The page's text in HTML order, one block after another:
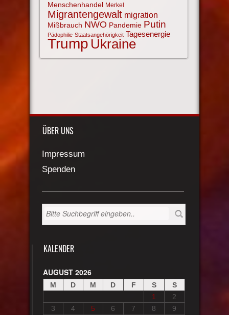
Menschenhandel Merkel
Migrantengewalt migration
Mißbrauch NWO Pandemie Putin
Pädophilie Staatsangehörigkeit Tagesenergie
Trump Ukraine
ÜBER UNS
Impressum
Spenden
KALENDER
AUGUST 2026
M D M D F S
S
1
2
3
4 5 6 7 8
9